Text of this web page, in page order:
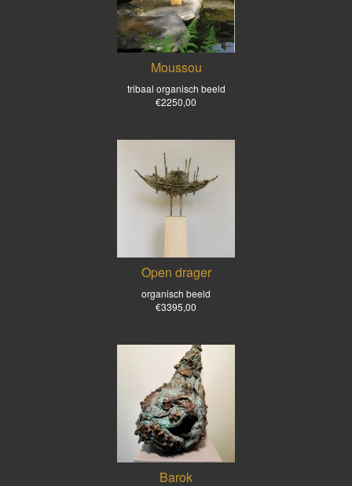
Moussou
tribaal organisch beeld
€2250,00
Open drager
organisch beeld
€3395,00
Barok